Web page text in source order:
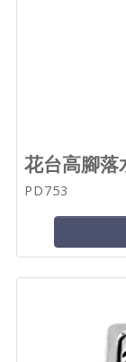
花台高腳落
PD753